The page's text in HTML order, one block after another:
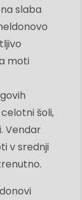
slaba
moti
šoli,
Vendar
v srednji